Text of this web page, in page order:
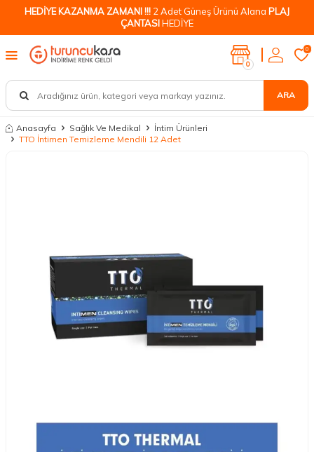
HEDİYE KAZANMA ZAMANI !!! 2 Adet Güneş Ürünü Alana PLAJ
ÇANTASIHEDİYE
ARA
0
0
Anasayfa Sağlık Ve Medikal
İntim Ürünleri
TTO İntimen Temizleme Mendili 12 Adet